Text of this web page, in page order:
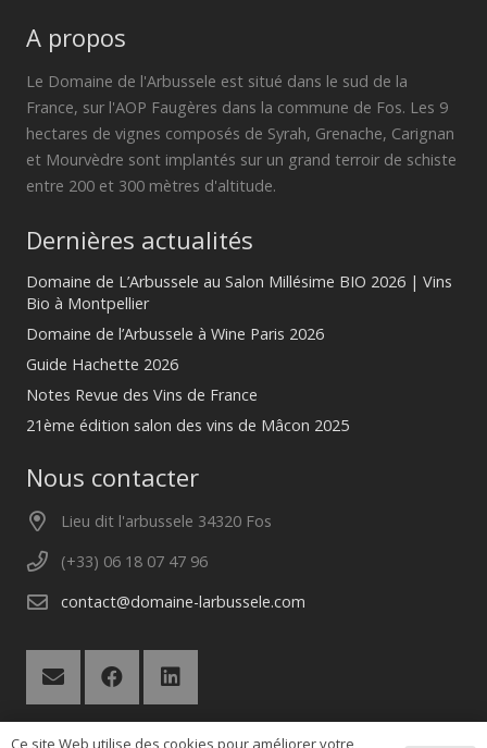
A propos
Le Domaine de l'Arbussele est situé dans le sud de la
France, sur l'AOP Faugères dans la commune de Fos. Les 9
hectares de vignes composés de Syrah, Grenache, Carignan
et Mourvèdre sont implantés sur un grand terroir de schiste
entre 200 et 300 mètres d'altitude.
Dernières actualités
Domaine de L’Arbussele au Salon Millésime BIO 2026 | Vins
Bio à Montpellier
Domaine de l’Arbussele à Wine Paris 2026
Guide Hachette 2026
Notes Revue des Vins de France
21ème édition salon des vins de Mâcon 2025
Nous contacter
Lieu dit l'arbussele 34320 Fos
(+33) 06 18 07 47 96
contact@domaine-larbussele.com
Ce site Web utilise des cookies pour améliorer votre